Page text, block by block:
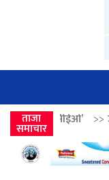
ताजा
समाचार
उपत्यकामा श्रृंखलाबद्ध